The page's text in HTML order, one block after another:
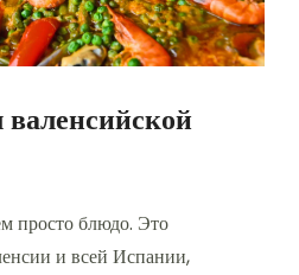
просто блюдо. Это
и всей Испании,